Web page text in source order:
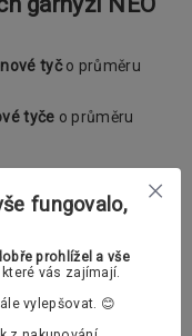
tyčo průměru
tyče o průměru
dle vašeho výběru
konzoly (držáky), u
a hmoždinky)
fungovalo,
prohlížel a vše
vás zajímají.
vylepšovat. 😊